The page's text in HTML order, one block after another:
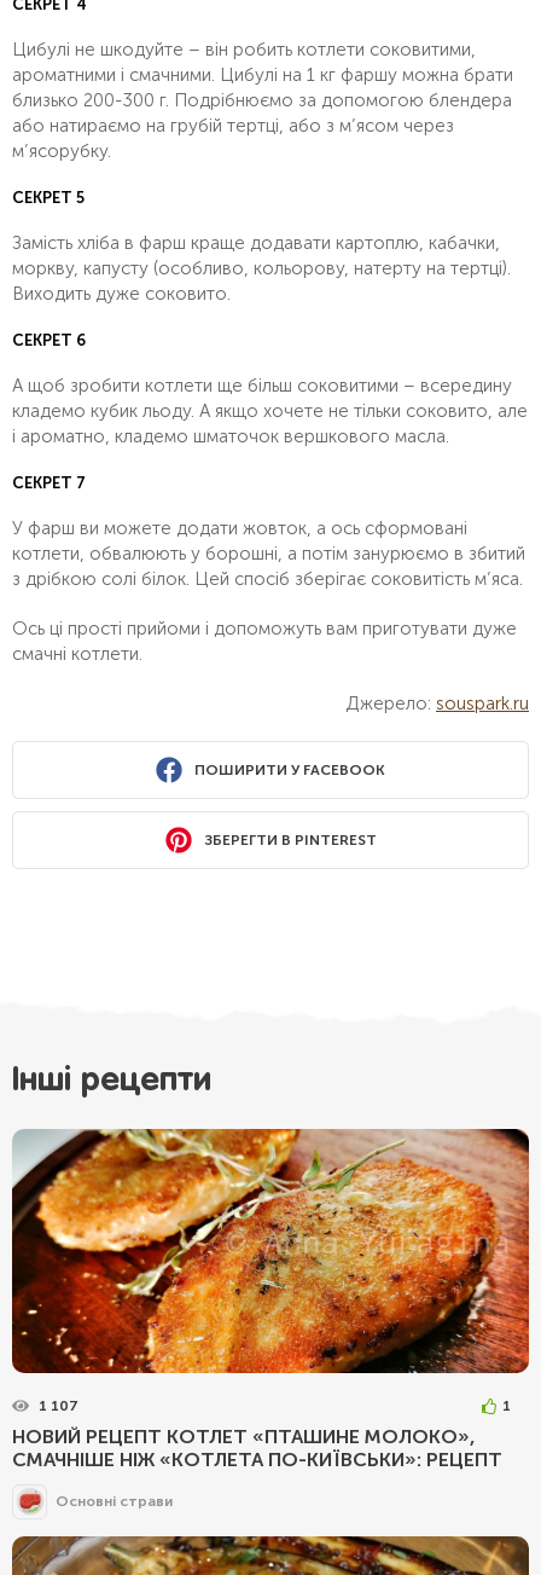
СЕКРЕТ 4
Цибулі не шкодуйте – він робить котлети соковитими,
ароматними і смачними. Цибулі на 1 кг фаршу можна брати
близько 200-300 г. Подрібнюємо за допомогою блендера
або натираємо на грубій тертці, або з м’ясом через
м’ясорубку.
СЕКРЕТ 5
Замість хліба в фарш краще додавати картоплю, кабачки,
моркву, капусту (особливо, кольорову, натерту на тертці).
Виходить дуже соковито.
СЕКРЕТ 6
А щоб зробити котлети ще більш соковитими – всередину
кладемо кубик льоду. А якщо хочете не тільки соковито, але
і ароматно, кладемо шматочок вершкового масла.
СЕКРЕТ 7
У фарш ви можете додати жовток, а ось сформовані
котлети, обвалюють у борошні, а потім занурюємо в збитий
з дрібкою солі білок. Цей спосіб зберігає соковитість м’яса.
Ось ці прості прийоми і допоможуть вам приготувати дуже
смачні котлети.
Джерело: souspark.ru
ПОШИРИТИ У FACEBOOK
ЗБЕРЕГТИ В PINTEREST
Інші рецепти
1 107 1
НОВИЙ РЕЦЕПТ КОТЛЕТ «ПТАШИНЕ МОЛОКО»,
СМАЧНІШЕ НІЖ «КОТЛЕТА ПО-КИЇВСЬКИ»: РЕЦЕПТ
Основні страви